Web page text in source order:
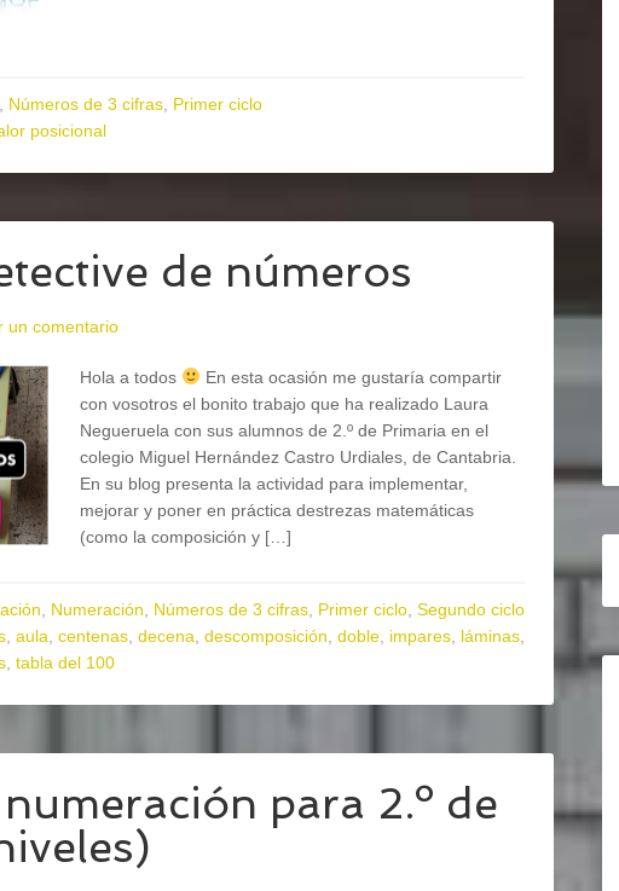
Números de 3 cifras Primer ciclo
posicional
de números
un comentario
Hola a todos
En esta ocasión me gustaría compartir
con vosotros el bonito trabajo que ha realizado Laura
Negueruela con sus alumnos de 2.º de Primaria en el
colegio Miguel Hernández Castro Urdiales, de Cantabria.
En su blog presenta la actividad para implementar,
mejorar y poner en práctica destrezas matemáticas
(como la composición y […]
Numeración Números de 3 cifras Primer ciclo Segundo ciclo
aula centenas decena descomposición doble impares láminas
tabla del 100
para 2.º de